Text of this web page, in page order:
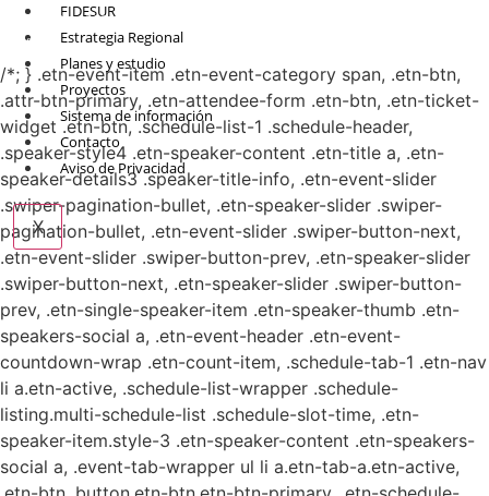
FIDESUR
Estrategia Regional
Planes y estudio
Proyectos
Sistema de información
Contacto
Aviso de Privacidad
X
© Copyright 2021.
Sureste.
/*; } .etn-event-item .etn-event-category span, .etn-btn,
.attr-btn-primary, .etn-attendee-form .etn-btn, .etn-ticket-
widget .etn-btn, .schedule-list-1 .schedule-header,
.speaker-style4 .etn-speaker-content .etn-title a, .etn-
speaker-details3 .speaker-title-info, .etn-event-slider
.swiper-pagination-bullet, .etn-speaker-slider .swiper-
pagination-bullet, .etn-event-slider .swiper-button-next,
.etn-event-slider .swiper-button-prev, .etn-speaker-slider
.swiper-button-next, .etn-speaker-slider .swiper-button-
prev, .etn-single-speaker-item .etn-speaker-thumb .etn-
speakers-social a, .etn-event-header .etn-event-
countdown-wrap .etn-count-item, .schedule-tab-1 .etn-nav
li a.etn-active, .schedule-list-wrapper .schedule-
listing.multi-schedule-list .schedule-slot-time, .etn-
speaker-item.style-3 .etn-speaker-content .etn-speakers-
social a, .event-tab-wrapper ul li a.etn-tab-a.etn-active,